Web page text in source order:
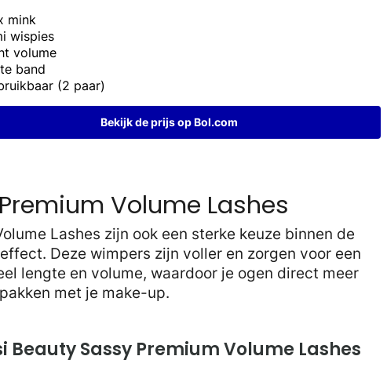
mink
wispies
volume
band
(2 paar)
Bekijk de prijs op Bol.com
Volume Lashes
Lashes zijn ook een sterke keuze binnen de
Deze wimpers zijn voller en zorgen voor een
lengte en volume, waardoor je ogen direct meer
met je make-up.
Beauty Sassy Premium Volume Lashes